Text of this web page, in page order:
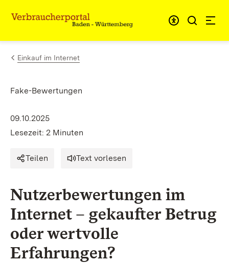
Zum Inhalt springen
Link zur Startseite
Einkauf im Internet
Fake-Bewertungen
09.10.2025
Lesezeit: 2 Minuten
Teilen Text vorlesen
Nutzerbewertungen im
Internet – gekaufter Betrug
oder wertvolle
Erfahrungen?